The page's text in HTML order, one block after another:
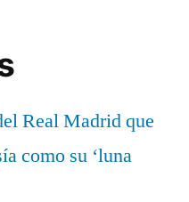
Real Madrid que
como su ‘luna